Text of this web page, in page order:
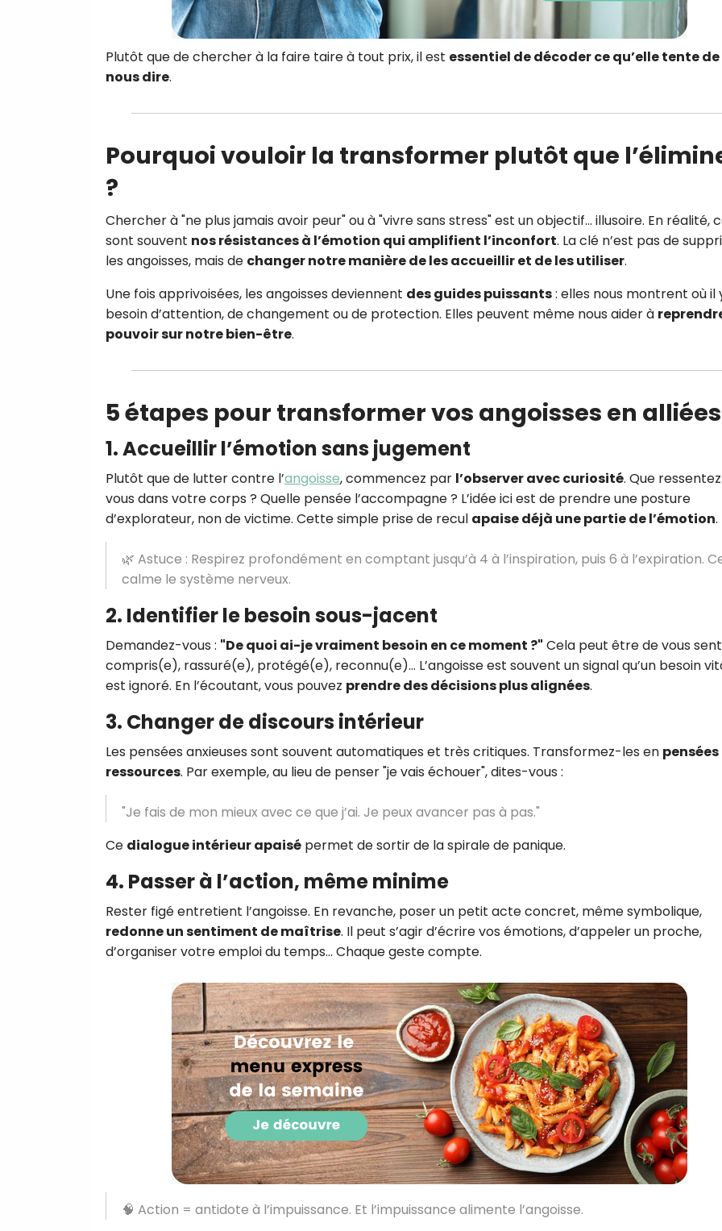
Plutôt que de chercher à la faire taire à tout prix, il est essentiel de décoder ce qu’elle tente de
nous dire.
Pourquoi vouloir la transformer plutôt que
?
Chercher à "ne plus jamais avoir peur" ou à "vivre sans stress" est un objectif… illusoire. En réalité,
sont souvent nos résistances à l’émotion qui amplifient l’inconfort. La clé n’est pas de
les angoisses, mais de changer notre manière de les accueillir et de les utiliser.
Une fois apprivoisées, les angoisses deviennent des guides puissants: elles nous montrent où il
besoin d’attention, de changement ou de protection. Elles peuvent même nous aider à
pouvoir sur notre bien-être.
5 étapes pour transformer vos angoisses en alliées
1.Accueillir l’émotion sans jugement
Plutôt que de lutter contre l’angoisse, commencez par l’observer avec curiosité. Que
vous dans votre corps ? Quelle pensée l’accompagne ? L’idée ici est de prendre une posture
d’explorateur, non de victime. Cette simple prise de recul apaise déjà une partie de l’émotion.
🌿 Astuce : Respirez profondément en comptant jusqu’à 4 à l’inspiration, puis 6 à l’expiration.
calme le système nerveux.
2. Identifier le besoin sous-jacent
Demandez-vous : "De quoi ai-je vraiment besoin en ce moment ?" Cela peut être de vous
compris(e), rassuré(e), protégé(e), reconnu(e)… L’angoisse est souvent un signal qu’un besoin
est ignoré. En l’écoutant, vous pouvez prendre des décisions plus alignées.
3. Changer de discours intérieur
Les pensées anxieuses sont souvent automatiques et très critiques. Transformez-les en pensées
ressources. Par exemple, au lieu de penser "je vais échouer", dites-vous :
"Je fais de mon mieux avec ce que j’ai. Je peux avancer pas à pas."
Ce dialogue intérieur apaisé permet de sortir de la spirale de panique.
4. Passer à l’action, même minime
Rester figé entretient l’angoisse. En revanche, poser un petit acte concret, même symbolique,
redonne un sentiment de maîtrise. Il peut s’agir d’écrire vos émotions, d’appeler un proche,
d’organiser votre emploi du temps… Chaque geste compte.
🧠 Action = antidote à l’impuissance. Et l’impuissance alimente l’angoisse.
Je reçois mon cadeau !
Confidentialité.